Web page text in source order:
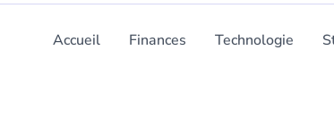
Accueil Finances Technologie